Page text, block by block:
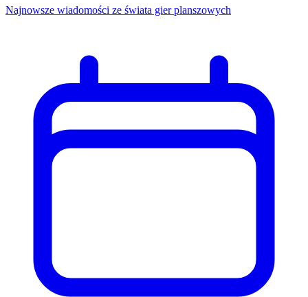
Najnowsze wiadomości ze świata gier planszowych